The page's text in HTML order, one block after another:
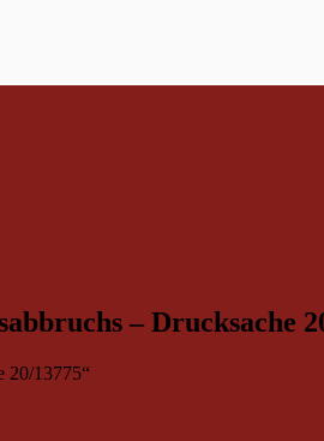
– Drucksache
20/13775“